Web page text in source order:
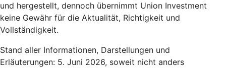
und hergestellt, dennoch übernimmt Union Investment
keine Gewähr für die Aktualität, Richtigkeit und
Vollständigkeit.
Stand aller Informationen, Darstellungen und
Erläuterungen: 5. Juni 2026, soweit nicht anders